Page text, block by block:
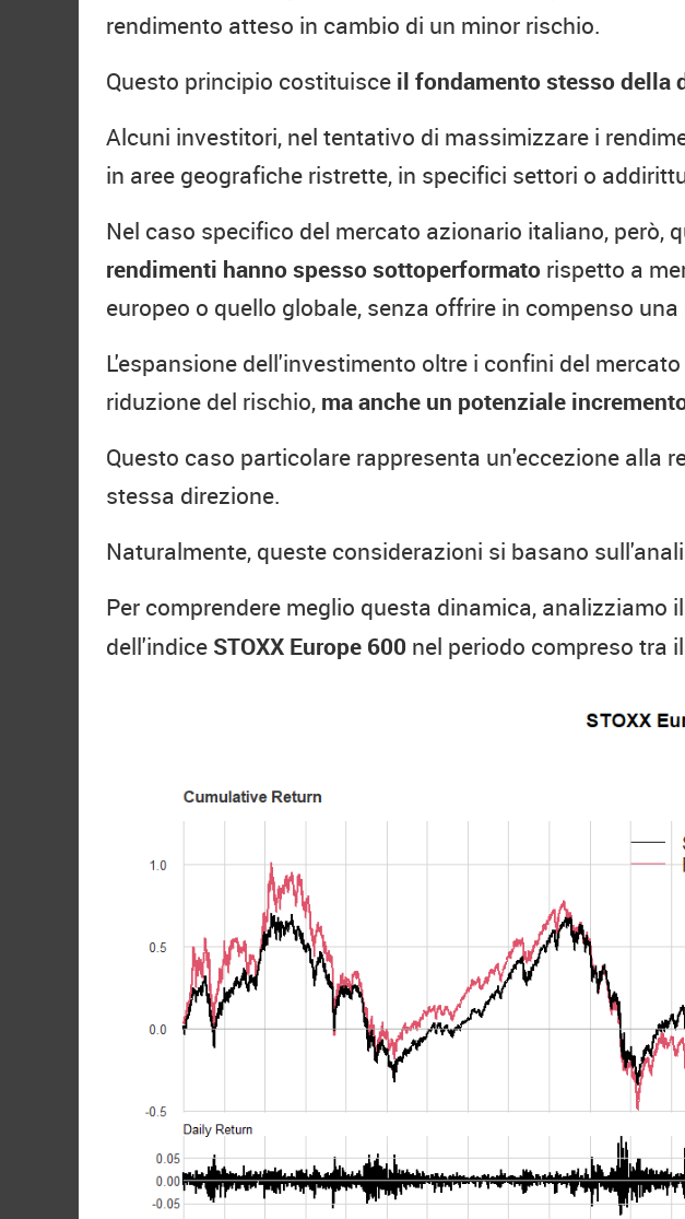
rendimento atteso in cambio di un minor rischio.
Questo principio costituisce il fondamento stesso
Alcuni investitori, nel tentativo di massimizzare i
in aree geografiche ristrette, in specifici settori o
Nel caso specifico del mercato azionario italiano,
rendimenti hanno spesso sottoperformato rispetto a
europeo o quello globale, senza offrire in compenso
L'espansione dell'investimento oltre i confini del
riduzione del rischio, ma anche un potenziale
Questo caso particolare rappresenta un'eccezione alla
stessa direzione.
Naturalmente, queste considerazioni si basano
Per comprendere meglio questa dinamica, analizziamo
dell'indice STOXX Europe 600 nel periodo compreso tra